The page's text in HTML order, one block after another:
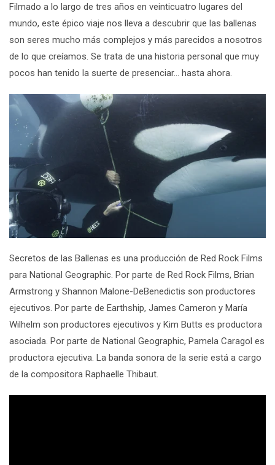
Filmado a lo largo de tres años en veinticuatro lugares del
mundo, este épico viaje nos lleva a descubrir que las ballenas
son seres mucho más complejos y más parecidos a nosotros
de lo que creíamos. Se trata de una historia personal que muy
pocos han tenido la suerte de presenciar... hasta ahora.
Secretos de las Ballenas es una producción de Red Rock Films
para National Geographic. Por parte de Red Rock Films, Brian
Armstrong y Shannon Malone-DeBenedictis son productores
ejecutivos. Por parte de Earthship, James Cameron y María
Wilhelm son productores ejecutivos y Kim Butts es productora
asociada. Por parte de National Geographic, Pamela Caragol es
productora ejecutiva. La banda sonora de la serie está a cargo
de la compositora Raphaelle Thibaut.